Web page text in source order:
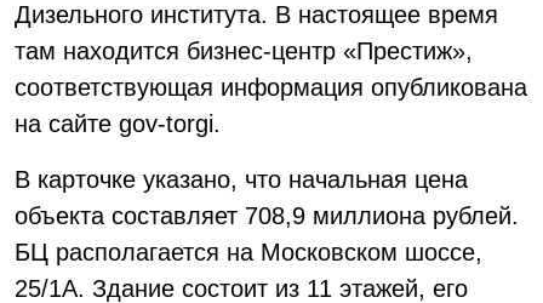
Дизельного института. В настоящее время
там находится бизнес-центр «Престиж»,
соответствующая информация опубликована
на сайте gov-torgi.
В карточке указано, что начальная цена
объекта составляет 708,9 миллиона рублей.
БЦ располагается на Московском шоссе,
25/1А. Здание состоит из 11 этажей, его